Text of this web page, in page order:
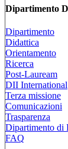
Dipartimento
Dipartimento
Didattica
Orientamento
Ricerca
Post-Lauream
DII International
Terza missione
Comunicazioni
Trasparenza
Dipartimento di
FAQ